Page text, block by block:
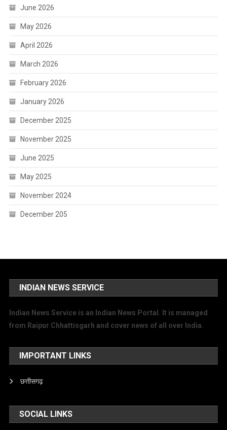
June 2026
May 2026
April 2026
March 2026
February 2026
January 2026
December 2025
November 2025
June 2025
May 2025
November 2024
December 205
INDIAN NEWS SERVICE
Indian News Service is an Indian News Portal. It is managed
from Raipur Chhattisgarh and cover news of all over India.
IMPORTANT LINKS
छत्तीसगढ़
SOCIAL LINKS